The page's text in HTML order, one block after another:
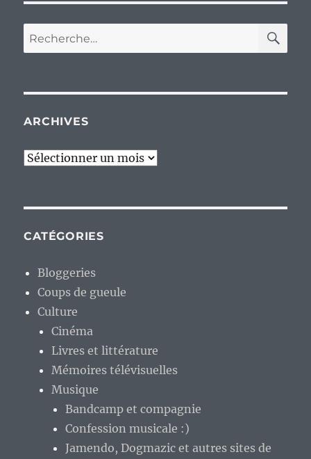
Recherche
pour :
ARCHIVES
Archives
CATÉGORIES
Bloggeries
Coups de gueule
Culture
Cinéma
Livres et littérature
Mémoires télévisuelles
Musique
Bandcamp et compagnie
Confession musicale :)
Jamendo, Dogmazic et autres sites de